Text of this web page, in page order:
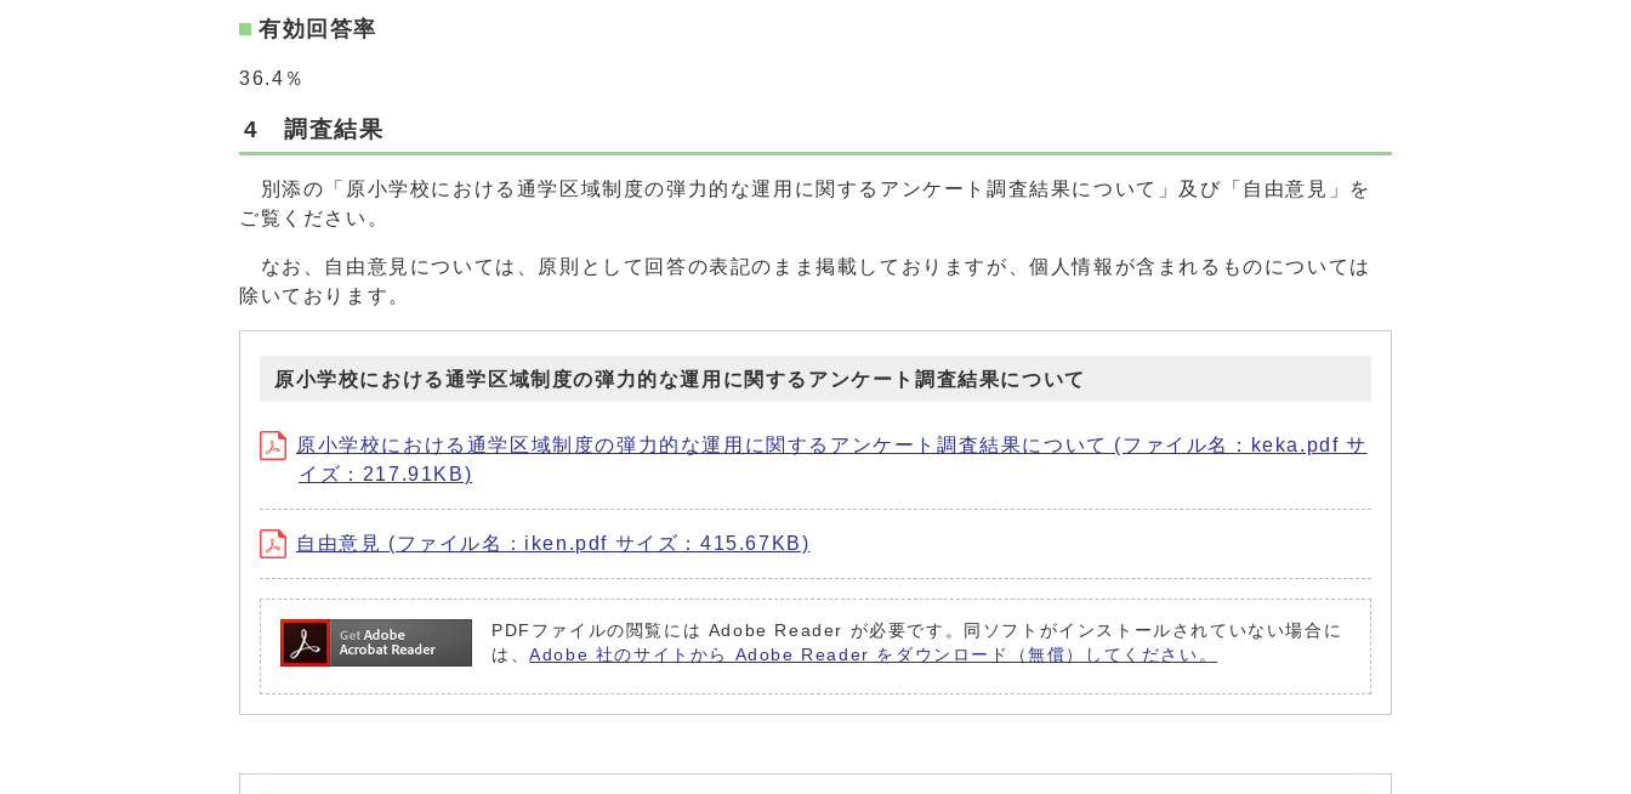
有効回答率
36.4％
4 調査結果
別添の「原小学校における通学区域制度の弾力的な運用に関するアンケート調査結果について」及び「自由意見」を
ご覧ください。
なお、自由意見については、原則として回答の表記のまま掲載しておりますが、個人情報が含まれるものについては
除いております。
原小学校における通学区域制度の弾力的な運用に関するアンケート調査結果について
原小学校における通学区域制度の弾力的な運用に関するアンケート調査結果について (ファイル名：keka.pdf サ
イズ：217.91KB)
自由意見 (ファイル名：iken.pdf サイズ：415.67KB)
PDFファイルの閲覧には Adobe Reader が必要です。同ソフトがインストールされていない場合に
は、Adobe 社のサイトから Adobe Reader をダウンロード（無償）してください。